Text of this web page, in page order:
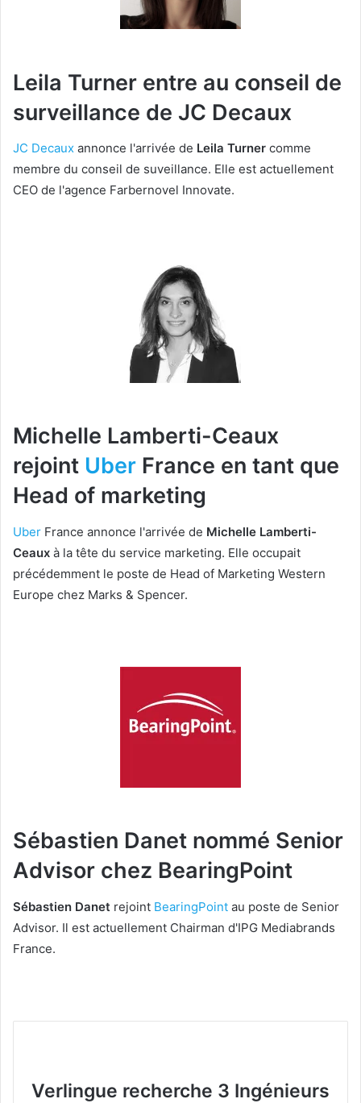
Leila Turner entre au conseil de
surveillance de JC Decaux
JC Decaux annonce l'arrivée de Leila Turner comme
membre du conseil de suveillance. Elle est actuellement
CEO de l'agence Farbernovel Innovate.
Michelle Lamberti-Ceaux
rejoint Uber France en tant que
Head of marketing
Uber France annonce l'arrivée de Michelle Lamberti-
Ceaux à la tête du service marketing. Elle occupait
précédemment le poste de Head of Marketing Western
Europe chez Marks & Spencer.
Sébastien Danet nommé Senior
Advisor chez BearingPoint
Sébastien Danet rejoint BearingPoint au poste de Senior
Advisor. Il est actuellement Chairman d'IPG Mediabrands
France.
Verlingue recherche 3 Ingénieurs